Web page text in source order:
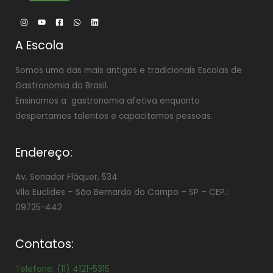
A Escola
Somos uma das mais antigas e tradicionais Escolas de
Gastronomia do Brasil.
Ensinamos a gastronomia afetiva enquanto
despertamos talentos e capacitamos pessoas.
Endereço:
Av. Senador Fláquer, 534
Vila Euclides – São Bernardo do Campo – SP – CEP.:
09725-442
Contatos:
Telefone: (11) 4121-5315